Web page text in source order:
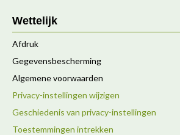
Wettelijk
Afdruk
Gegevensbescherming
Algemene voorwaarden
Privacy-instellingen wijzigen
Geschiedenis van privacy-instellingen
Toestemmingen intrekken